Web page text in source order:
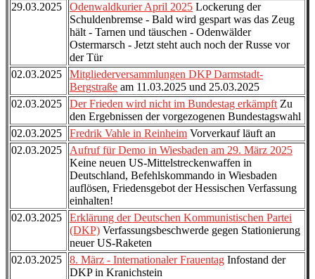
29.03.2025
Odenwaldkurier April 2025 Lockerung der
Schuldenbremse - Bald wird gespart was das Zeug
hält - Tarnen und täuschen - Odenwälder
Ostermarsch - Jetzt steht auch noch der Russe vor
der Tür
02.03.2025
Mitgliederversammlungen DKP Darmstadt-
Bergstraße am 11.03.2025 und 25.03.2025
02.03.2025
Der Frieden wird nicht im Bundestag erkämpft Zu
den Ergebnissen der vorgezogenen Bundestagswahl
02.03.2025
Fredrik Vahle in Reinheim Vorverkauf läuft an
02.03.2025
Aufruf für Demo in Wiesbaden am 29. März 2025
Keine neuen US-Mittelstreckenwaffen in
Deutschland, Befehlskommando in Wiesbaden
auflösen, Friedensgebot der Hessischen Verfassung
einhalten!
02.03.2025
Erklärung der Deutschen Kommunistischen Partei
(DKP) Verfassungsbeschwerde gegen Stationierung
neuer US-Raketen
02.03.2025
8. März - Internationaler Frauentag Infostand der
DKP in Kranichstein